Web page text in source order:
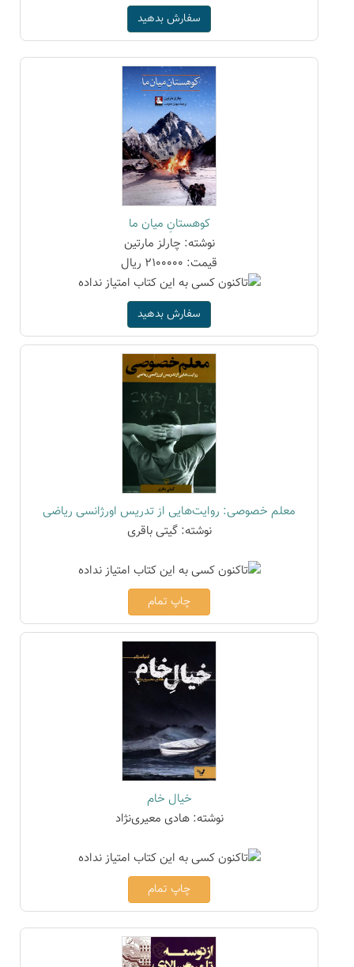
سفارش بدهید
کوهستانِ میان ما
نوشته: چارلز مارتین
قیمت: 2100000 ریال
سفارش بدهید
معلم خصوصی: روایت‌هایی از تدریس اورژانسی ریاضی
نوشته: گیتی باقری
چاپ تمام
خیال خام
نوشته: هادی معیری‌نژاد
چاپ تمام